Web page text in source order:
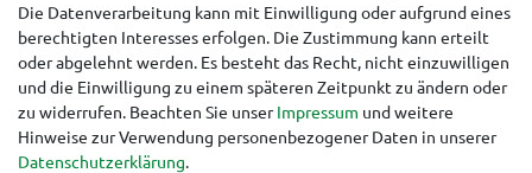
Die Datenverarbeitung kann mit Einwilligung oder aufgrund eines
berechtigten Interesses erfolgen. Die Zustimmung kann erteilt
oder abgelehnt werden. Es besteht das Recht, nicht einzuwilligen
und die Einwilligung zu einem späteren Zeitpunkt zu ändern oder
zu widerrufen. Beachten Sie unserImpressum und weitere
Hinweise zur Verwendung personenbezogener Daten in unserer
Daten­schutz­erklärung.